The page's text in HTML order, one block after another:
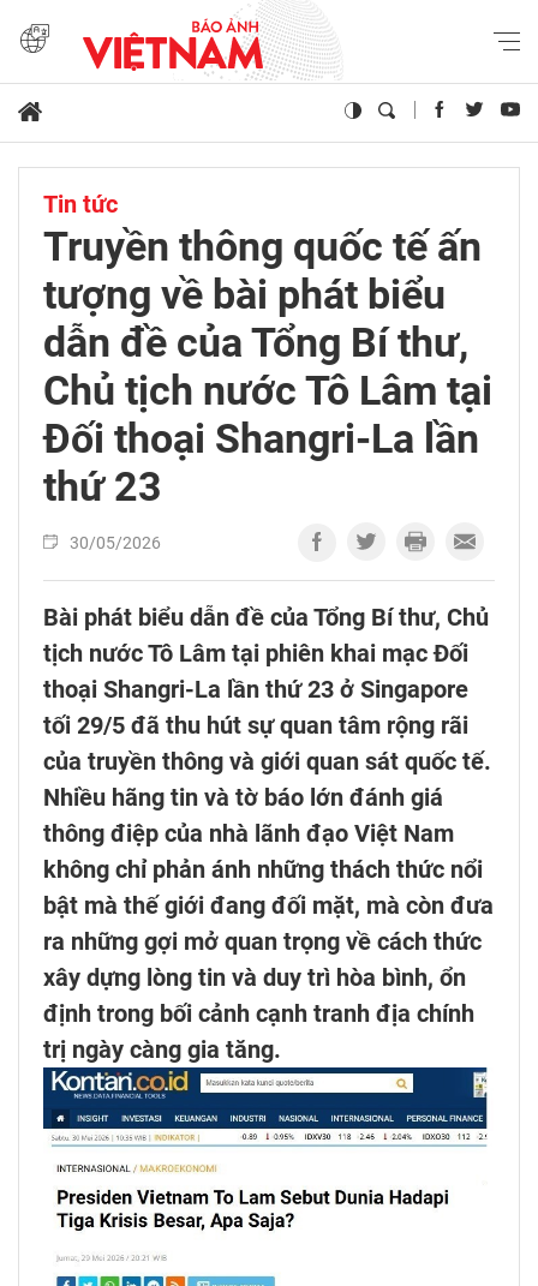
Tin tức
Truyền thông quốc tế ấn
tượng về bài phát biểu
dẫn đề của Tổng Bí thư,
Chủ tịch nước Tô Lâm tại
Đối thoại Shangri-La lần
thứ 23
30/05/2026
Bài phát biểu dẫn đề của Tổng Bí thư, Chủ
tịch nước Tô Lâm tại phiên khai mạc Đối
thoại Shangri-La lần thứ 23 ở Singapore
tối 29/5 đã thu hút sự quan tâm rộng rãi
của truyền thông và giới quan sát quốc tế.
Nhiều hãng tin và tờ báo lớn đánh giá
thông điệp của nhà lãnh đạo Việt Nam
không chỉ phản ánh những thách thức nổi
bật mà thế giới đang đối mặt, mà còn đưa
ra những gợi mở quan trọng về cách thức
xây dựng lòng tin và duy trì hòa bình, ổn
định trong bối cảnh cạnh tranh địa chính
trị ngày càng gia tăng.